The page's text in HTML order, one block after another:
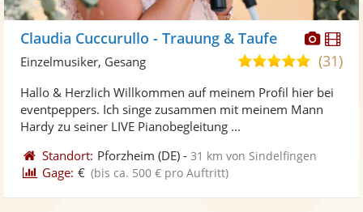
Fotos
Claudia Cuccurullo - Trauung & Taufe
5,0
5
(31)
Einzelmusiker, Gesang
Hallo & Herzlich Willkommen auf meinem Profil hier bei
eventpeppers. Ich singe zusammen mit meinem Mann
Hardy zu seiner LIVE Pianobegleitung ...
Standort: Pforzheim (DE) -31 km von Sindelfingen
Gage: € (bis ca. 500 € pro Auftritt)